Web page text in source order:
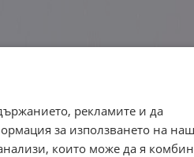
рекламите и да
за използването на
които може да я